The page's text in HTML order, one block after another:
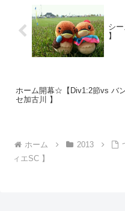
シ
】
ホーム開幕☆【Div1:2節vs バ
セ加古川 】
ホーム 2013
ィエSC 】